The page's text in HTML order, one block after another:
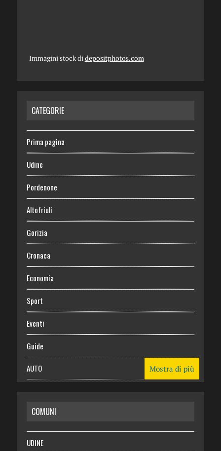
Immagini stock di depositphotos.com
CATEGORIE
Prima pagina
Udine
Pordenone
Altofriuli
Gorizia
Cronaca
Economia
Sport
Eventi
Guide
AUTO
RISPARMIO
SALUTE
Mostra di più
COMUNI
UDINE